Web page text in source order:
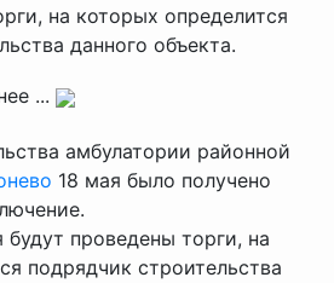
на которых определится
данного объекта.
...
амбулатории районной
18 мая было получено
проведены торги, на
подрядчик строительства